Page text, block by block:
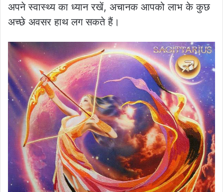
अपने स्वास्थ्य का ध्यान रखें, अचानक आपको लाभ के कुछ
अच्छे अवसर हाथ लग सकते हैं।